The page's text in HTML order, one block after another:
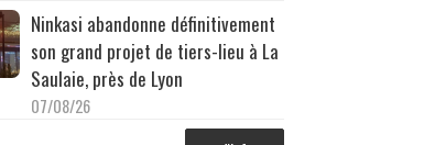
Ninkasi abandonne définitivement
son grand projet de tiers-lieu à La
Saulaie, près de Lyon
07/08/26